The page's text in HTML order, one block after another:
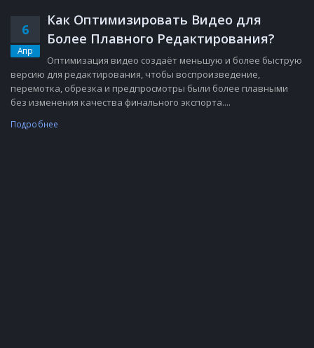
6
Апр
Как Оптимизировать Видео для
Более Плавного Редактирования?
Оптимизация видео создаёт меньшую и более быструю
версию для редактирования, чтобы воспроизведение,
перемотка, обрезка и предпросмотры были более плавными
без изменения качества финального экспорта....
Подробнее